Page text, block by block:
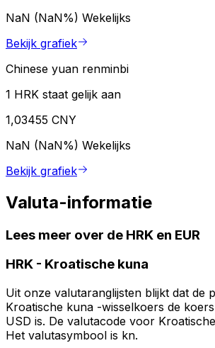
NaN (NaN%) Wekelijks
Bekijk grafiek
Chinese yuan renminbi
1 HRK staat gelijk aan
1,03455 CNY
NaN (NaN%) Wekelijks
Bekijk grafiek
Valuta-informatie
Lees meer over de HRK en EUR
HRK - Kroatische kuna
Uit onze valutaranglijsten blijkt dat de
Kroatische kuna -wisselkoers de
USD is. De valutacode voor
Het valutasymbool is kn.